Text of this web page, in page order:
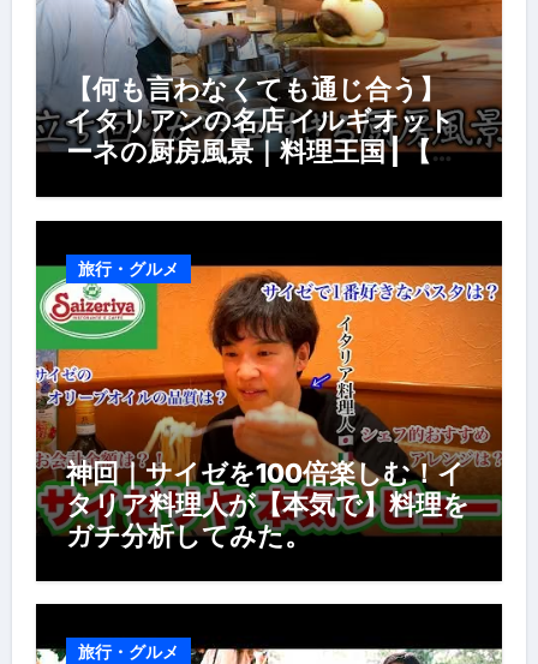
【何も言わなくても通じ合う】
イタリアンの名店 イルギオット
ーネの厨房風景｜料理王国 | 【厨
風景】
旅行・グルメ
神回｜サイゼを100倍楽しむ！イ
タリア料理人が【本気で】料理を
ガチ分析してみた。
旅行・グルメ